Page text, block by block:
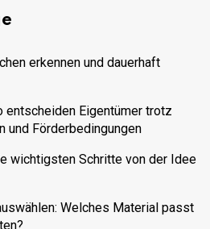
erkennen und dauerhaft
entscheiden Eigentümer trotz
und Förderbedingungen
wichtigsten Schritte von der Idee
Welches Material passt